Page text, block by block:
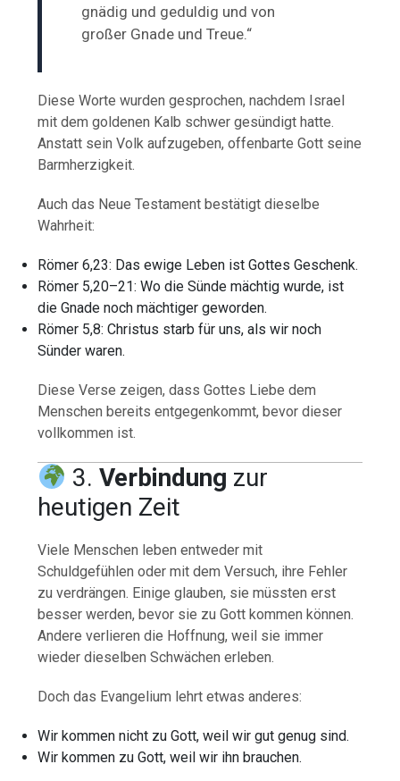
gnädig und geduldig und von
großer Gnade und Treue.“
Diese Worte wurden gesprochen, nachdem Israel
mit dem goldenen Kalb schwer gesündigt hatte.
Anstatt sein Volk aufzugeben, offenbarte Gott seine
Barmherzigkeit.
Auch das Neue Testament bestätigt dieselbe
Wahrheit:
Römer 6,23: Das ewige Leben ist Gottes Geschenk.
Römer 5,20–21: Wo die Sünde mächtig wurde, ist
die Gnade noch mächtiger geworden.
Römer 5,8: Christus starb für uns, als wir noch
Sünder waren.
Diese Verse zeigen, dass Gottes Liebe dem
Menschen bereits entgegenkommt, bevor dieser
vollkommen ist.
3. Verbindung zur
heutigen Zeit
Viele Menschen leben entweder mit
Schuldgefühlen oder mit dem Versuch, ihre Fehler
zu verdrängen. Einige glauben, sie müssten erst
besser werden, bevor sie zu Gott kommen können.
Andere verlieren die Hoffnung, weil sie immer
wieder dieselben Schwächen erleben.
Doch das Evangelium lehrt etwas anderes:
Wir kommen nicht zu Gott, weil wir gut genug sind.
Wir kommen zu Gott, weil wir ihn brauchen.